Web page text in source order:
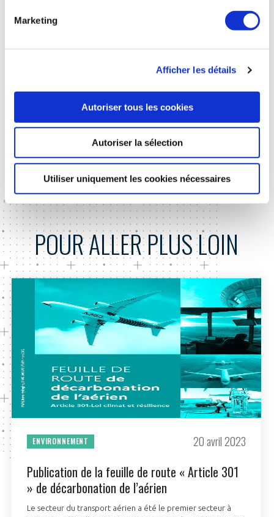
Marketing
Afficher les détails
Autoriser tous les cookies
Autoriser la sélection
Utiliser uniquement les cookies nécessaires
procédés industriels mais aussi de l’ensemble du cycle de vie
déchets, …).
Commission Environnement et
thèmes aussi nombreux que variés tels que l’impact des
environnemental des entreprises, ou encore la biodiversité.
POUR ALLER PLUS LOIN
ENVIRONNEMENT 20 avril 2023
Publication de la feuille de route « Article 301
» de décarbonation de l’aérien
Le secteur du transport aérien a été le premier secteur à